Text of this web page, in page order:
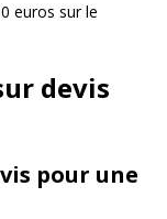
euros sur le
devis
pour une